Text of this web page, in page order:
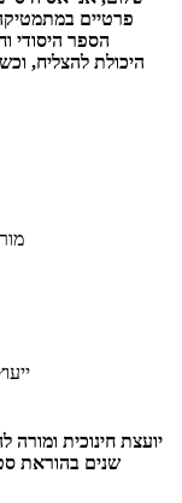
פרטיים
הספר היסודי
היכולת להצליח,
יועצת חינוכית
שנים בהוראת